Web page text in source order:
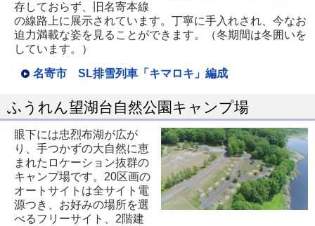
存しておらず、旧名寄本線
の線路上に展示されています。丁寧に手入れされ、今なお
迫力満載な姿を見ることができます。（冬期間は冬囲いを
しています。）
名寄市 SL排雪列車「キマロキ」編成
ふうれん望湖台自然公園キャンプ場
眼下には忠烈布湖が広が
り、手つかずの大自然に恵
まれたロケーション抜群の
キャンプ場です。20区画の
オートサイトは全サイト電
源つき、お好みの場所を選
べるフリーサイト、2階建